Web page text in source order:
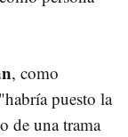
, como
puesto la
de una trama